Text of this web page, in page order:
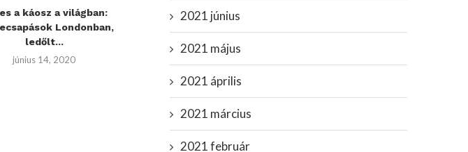
a káosz a világban:
Londonban,
ledőlt...
június 14, 2020
A Pentagon robbanthatja ki a 3.
április 7, 2023
2021 június
2021 május
2021 április
2021 március
2021 február